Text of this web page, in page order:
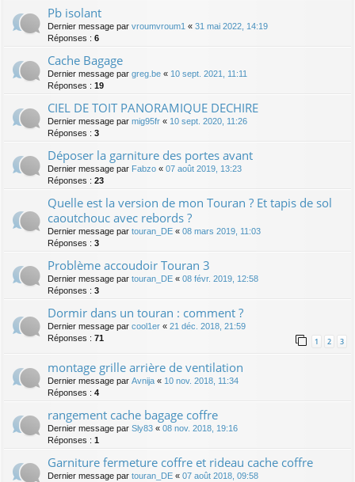
Pb isolant
Dernier message par vroumvroum1 « 31 mai 2022, 14:19
Réponses : 6
Cache Bagage
Dernier message par greg.be « 10 sept. 2021, 11:11
Réponses : 19
CIEL DE TOIT PANORAMIQUE DECHIRE
Dernier message par mig95fr « 10 sept. 2020, 11:26
Réponses : 3
Déposer la garniture des portes avant
Dernier message par Fabzo « 07 août 2019, 13:23
Réponses : 23
Quelle est la version de mon Touran ? Et tapis de sol
caoutchouc avec rebords ?
Dernier message par touran_DE « 08 mars 2019, 11:03
Réponses : 3
Problème accoudoir Touran 3
Dernier message par touran_DE « 08 févr. 2019, 12:58
Réponses : 3
Dormir dans un touran : comment ?
Dernier message par cool1er « 21 déc. 2018, 21:59
Réponses : 71 1 2 3
montage grille arrière de ventilation
Dernier message par Avnija « 10 nov. 2018, 11:34
Réponses : 4
rangement cache bagage coffre
Dernier message par Sly83 « 08 nov. 2018, 19:16
Réponses : 1
Garniture fermeture coffre et rideau cache coffre
Dernier message par touran_DE « 07 août 2018, 09:58